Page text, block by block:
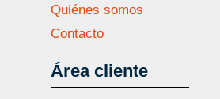
Quiénes somos
Contacto
Área cliente